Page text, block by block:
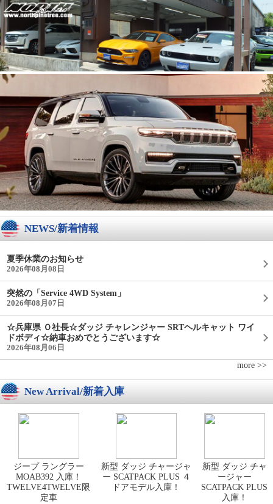
NEWS/新着情報
夏季休業のお知らせ
2026年08月08日
突然の「Service 4WD System」
2026年08月07日
☆兵庫県 Ｏ社長☆ダッジ チャレンジャー SRTヘルキャット ワイ
ドボディ☆納車おめでとうございます☆
2026年08月06日
more >>
New Arrival/新着入庫
ジープ ラングラー
MOAB392 入庫！
TWELVE4TWELVE限
定車
新型 ダッジ チャージャ
ー SCATPACK PLUS ４
ドアモデル入庫！
新型 ダッジ チャ
ージャー
SCATPACK PLUS
入庫！